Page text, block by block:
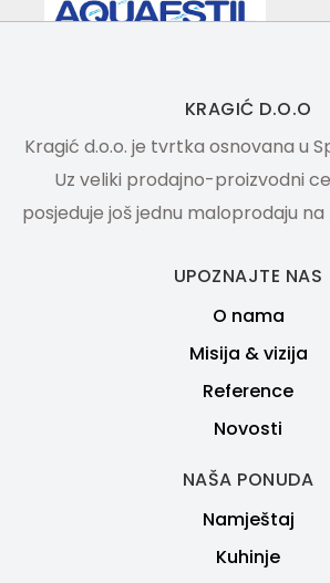
KRAGIĆ D.O.O
Kragić d.o.o. je tvrtka osnovana u
Uz veliki prodajno-proizvodni
posjeduje još jednu maloprodaju na
UPOZNAJTE NAS
O nama
Misija & vizija
Reference
Novosti
NAŠA PONUDA
Namještaj
Kuhinje